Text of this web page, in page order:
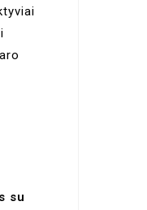
su